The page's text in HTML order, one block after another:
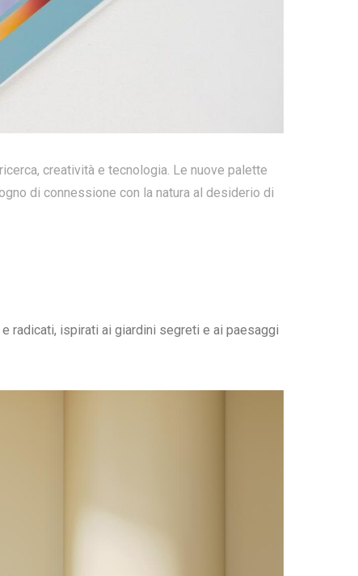
creatività e tecnologia. Le nuove palette
di connessione con la natura al desiderio di
radicati, ispirati ai giardini segreti e ai paesaggi